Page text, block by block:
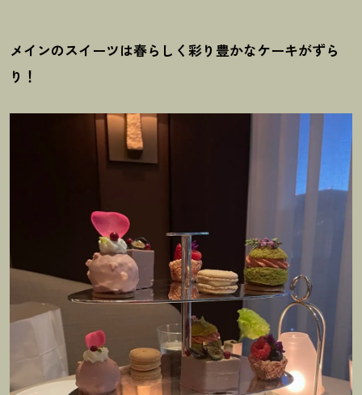
メインのスイーツは春らしく彩り豊かなケーキがずら
り ！